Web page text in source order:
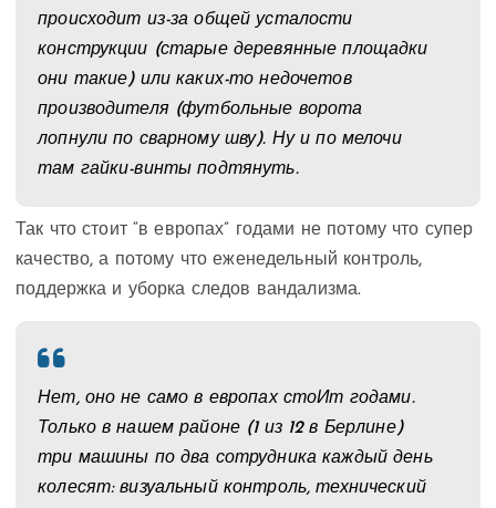
происходит из-за общей усталости
конструкции (старые деревянные площадки
они такие) или каких-то недочетов
производителя (футбольные ворота
лопнули по сварному шву). Ну и по мелочи
там гайки-винты подтянуть.
Так что стоит “в европах” годами не потому что супер
качество, а потому что еженедельный контроль,
поддержка и уборка следов вандализма.
Нет, оно не само в европах стоИт годами.
Только в нашем районе (1 из 12 в Берлине)
три машины по два сотрудника каждый день
колесят: визуальный контроль, технический